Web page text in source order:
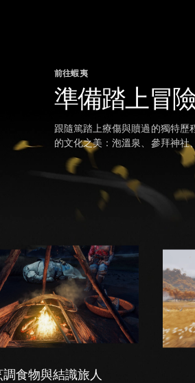
前往蝦夷
準備踏上冒
跟隨篤踏上療傷與贖過的獨特歷
的文化之美：泡溫泉、參拜神社
調食物與結識旅人